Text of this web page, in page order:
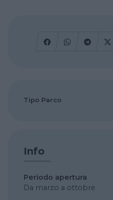
Tipo Parco
Info
Periodo apertura
Da marzo a ottobre